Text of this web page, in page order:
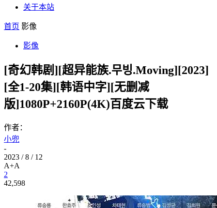
关于本站
首页 影像
影像
[奇幻韩剧][超异能族.무빙.Moving][2023]
[全1-20集][韩语中字][无删减
版]1080P+2160P(4K)百度云下载
作者：
小兜
-
2023 / 8 / 12
A+A
2
42,598